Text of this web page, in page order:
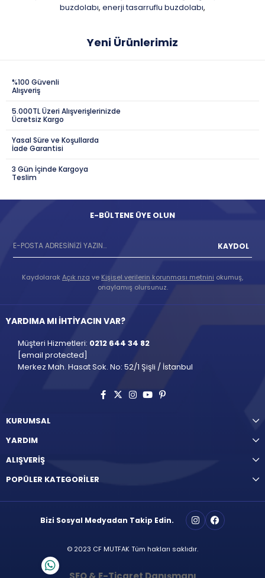
buzdolabı, enerji tasarruflu buzdolabı,
Yeni Ürünlerimiz
%100 Güvenli
Alışveriş
5.000TL Üzeri Alışverişlerinizde
Ücretsiz Kargo
Yasal Süre ve Koşullarda
İade Garantisi
3 Gün İçinde Kargoya
Teslim
E-BÜLTENE ÜYE OLUN
KAYDOL
KaydolarakAçık rıza ve Kişisel verilerin korunması metnini okumuş,
onaylamış olursunuz.
YARDIMA MI İHTİYACIN VAR?
Müşteri Hizmetleri: 0212 644 34 82
[email protected]
Merkez Mah. Hasat Sok. No: 52/1 Şişli / İstanbul
KURUMSAL
YARDIM
ALIŞVERİŞ
POPÜLER KATEGORİLER
Bizi Sosyal Medyadan Takip Edin.
© 2023 CF MUTFAK Tüm hakları saklıdır.